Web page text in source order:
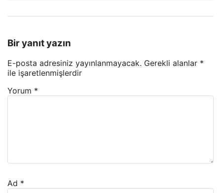
Bir yanıt yazın
E-posta adresiniz yayınlanmayacak. Gerekli alanlar *
ile işaretlenmişlerdir
Yorum *
Ad *